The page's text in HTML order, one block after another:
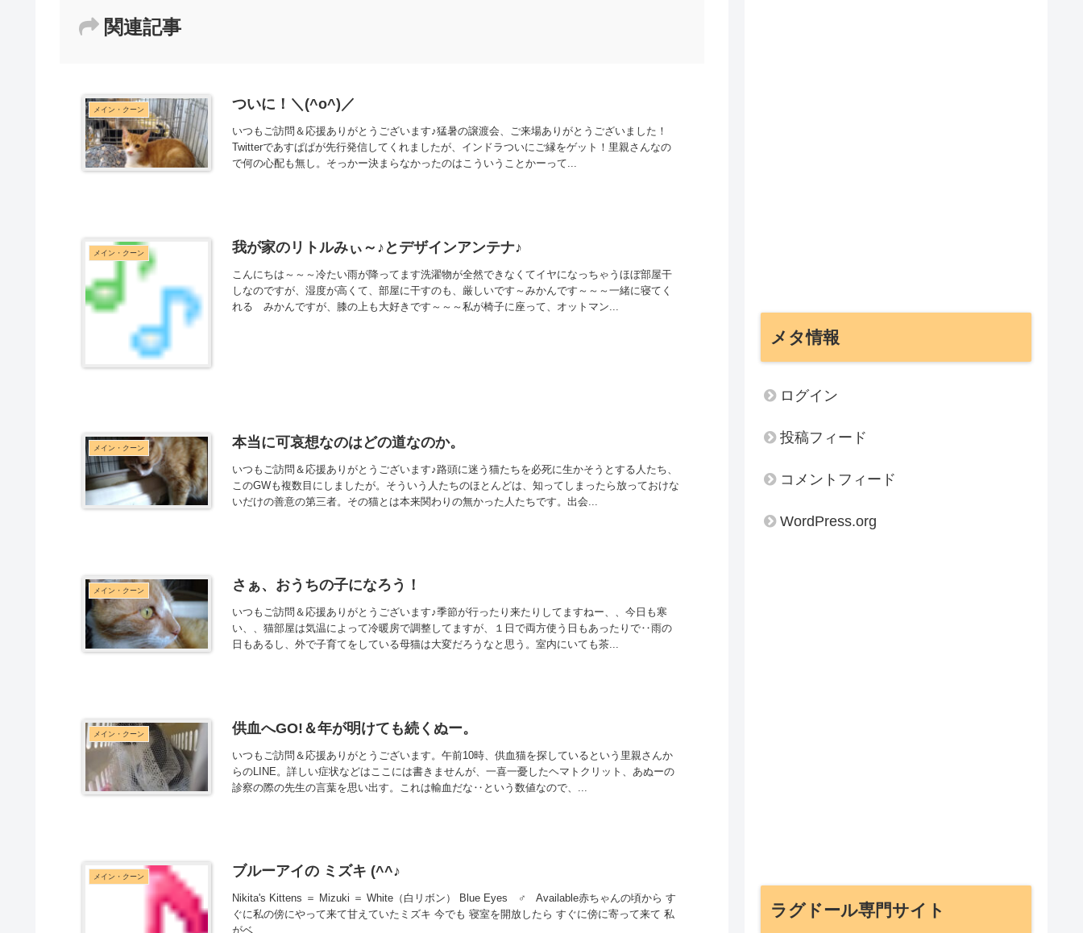
関連記事
メイン・クーン ついに！＼(^o^)／
いつもご訪問＆応援ありがとうございます♪猛暑の譲渡会、ご来場ありがとうございました！
Twitterであすぱぱが先行発信してくれましたが、インドラついにご縁をゲット！里親さんなの
で何の心配も無し。そっかー決まらなかったのはこういうことかーって...
メイン・クーン 我が家のリトルみぃ～♪とデザインアンテナ♪
こんにちは～～～冷たい雨が降ってます洗濯物が全然できなくてイヤになっちゃうほぼ部屋干
しなのですが、湿度が高くて、部屋に干すのも、厳しいです～みかんです～～～一緒に寝てく
れる みかんですが、膝の上も大好きです～～～私が椅子に座って、オットマン...
メイン・クーン 本当に可哀想なのはどの道なのか。
いつもご訪問＆応援ありがとうございます♪路頭に迷う猫たちを必死に生かそうとする人たち、
このGWも複数目にしましたが。そういう人たちのほとんどは、知ってしまったら放っておけな
いだけの善意の第三者。その猫とは本来関わりの無かった人たちです。出会...
メイン・クーン さぁ、おうちの子になろう！
いつもご訪問＆応援ありがとうございます♪季節が行ったり来たりしてますねー、、今日も寒
い、、猫部屋は気温によって冷暖房で調整してますが、１日で両方使う日もあったりで‥雨の
日もあるし、外で子育てをしている母猫は大変だろうなと思う。室内にいても茶...
メイン・クーン 供血へGO!＆年が明けても続くぬー。
いつもご訪問＆応援ありがとうございます。午前10時、供血猫を探しているという里親さんか
らのLINE。詳しい症状などはここには書きませんが、一喜一憂したヘマトクリット、あぬーの
診察の際の先生の言葉を思い出す。これは輸血だな‥という数値なので、...
メイン・クーン ブルーアイの ミズキ (^^♪
Nikita's Kittens ＝ Mizuki ＝ White（白リボン） Blue Eyes ♂ Available赤ちゃんの頃から す
ぐに私の傍にやって来て甘えていたミズキ 今でも 寝室を開放したら すぐに傍に寄って来て 私
がベ...
メタ情報
ログイン
投稿フィード
コメントフィード
WordPress.org
ラグドール専門サイト